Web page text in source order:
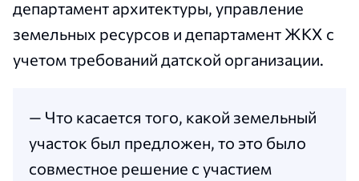
департамент архитектуры, управление
земельных ресурсов и департамент ЖКХ с
учетом требований датской организации.
— Что касается того, какой земельный
участок был предложен, то это было
совместное решение с участием